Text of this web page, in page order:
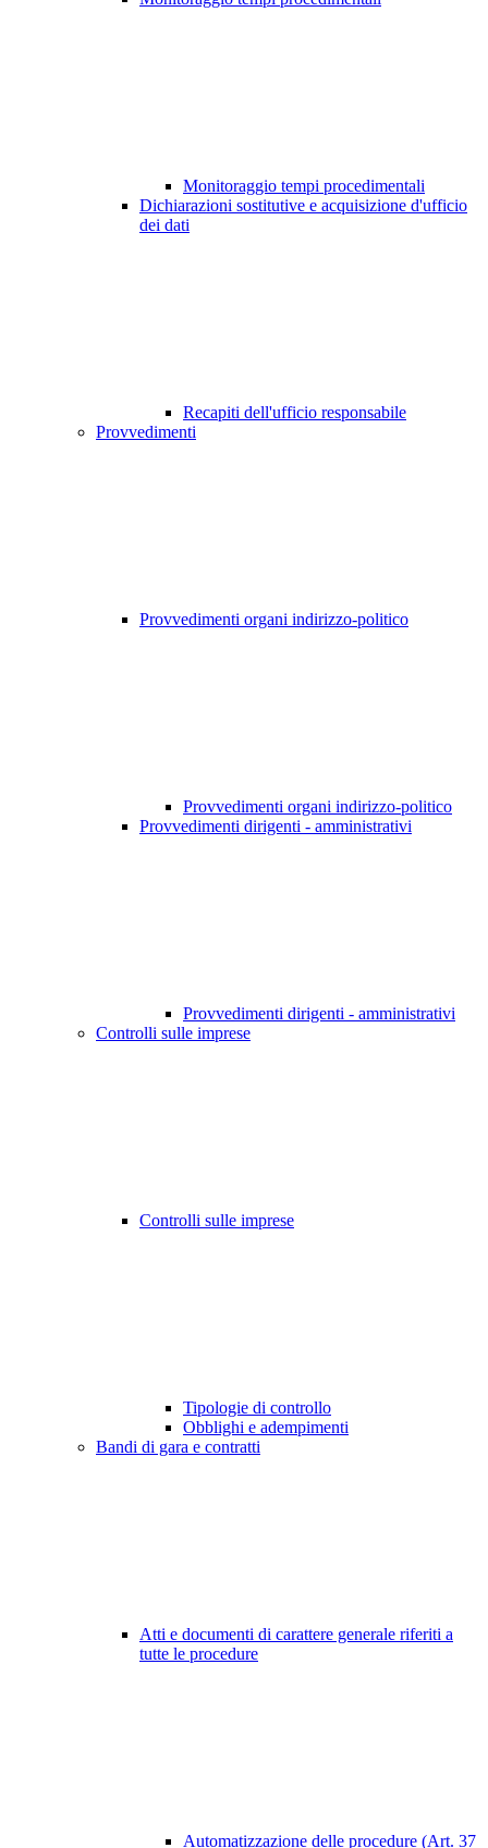
Monitoraggio tempi procedimentali
Dichiarazioni sostitutive e acquisizione d'ufficio
dei dati
Recapiti dell'ufficio responsabile
Provvedimenti
Provvedimenti organi indirizzo-politico
Provvedimenti organi indirizzo-politico
Provvedimenti dirigenti - amministrativi
Provvedimenti dirigenti - amministrativi
Controlli sulle imprese
Controlli sulle imprese
Tipologie di controllo
Obblighi e adempimenti
Bandi di gara e contratti
Atti e documenti di carattere generale riferiti a
tutte le procedure
Automatizzazione delle procedure (Art. 37